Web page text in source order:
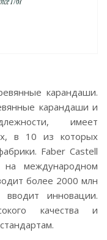
карандаши.
карандаши и
имеет
в 10 из которых
Faber Castell
международном
более 2000 млн
инновации.
качества и